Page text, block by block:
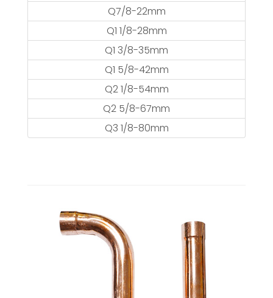
Q7/8-22mm
Q1 1/8-28mm
Q1 3/8-35mm
Q1 5/8-42mm
Q2 1/8-54mm
Q2 5/8-67mm
Q3 1/8-80mm